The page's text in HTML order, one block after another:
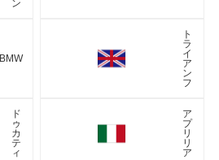
ン
BMW
ト
ラ
イ
ア
ン
フ
ド
ゥ
カ
テ
ィ
ア
プ
リ
リ
ア